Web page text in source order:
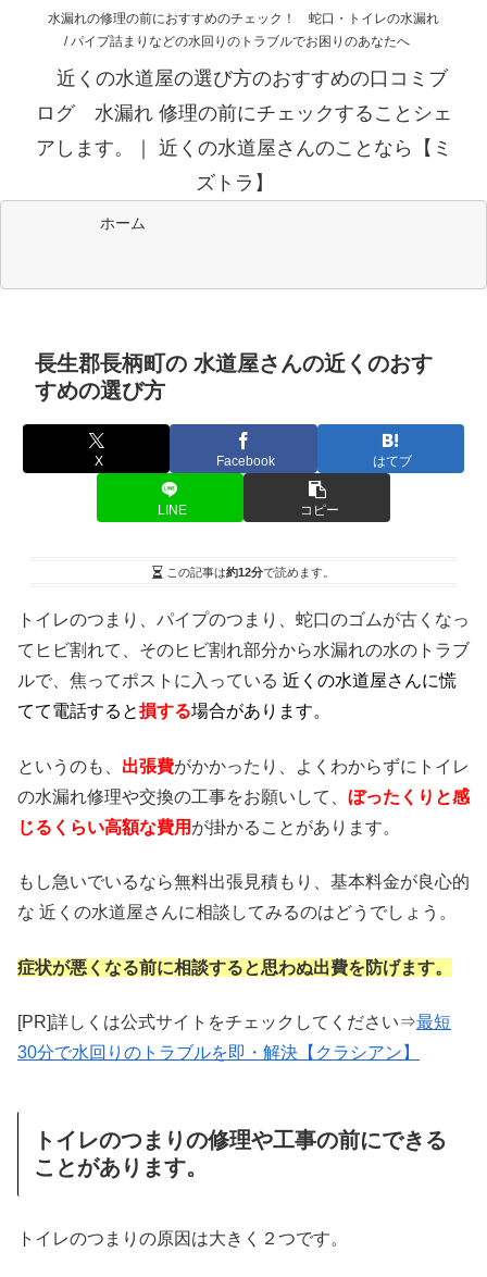
水漏れの修理の前におすすめのチェック！ 蛇口・トイレの水漏れ
/ パイプ詰まりなどの水回りのトラブルでお困りのあなたへ
近くの水道屋の選び方のおすすめの口コミブ
ログ 水漏れ 修理の前にチェックすることシェ
アします。｜ 近くの水道屋さんのことなら【ミ
ズトラ】
ホーム
長生郡長柄町の 水道屋さんの近くのおす
すめの選び方
X Facebook はてブ
LINE コピー
この記事は約12分で読めます。
トイレのつまり、パイプのつまり、蛇口のゴムが古くなっ
てヒビ割れて、そのヒビ割れ部分から水漏れの水のトラブ
ルで、焦ってポストに入っている 近くの水道屋さんに慌
てて電話すると損する場合があります。
というのも、 出張費がかかったり、よくわからずにトイレ
の水漏れ修理や交換の工事をお願いして、 ぼったくりと感
じるくらい高額な費用 が掛かることがあります。
もし急いでいるなら無料出張見積もり、基本料金が良心的
な 近くの水道屋さんに相談してみるのはどうでしょう。
症状が悪くなる前に相談すると思わぬ出費を防げます。
[PR]詳しくは公式サイトをチェックしてください⇒最短
30分で水回りのトラブルを即・解決【クラシアン】
トイレのつまりの修理や工事の前にできる
ことがあります。
トイレのつまりの原因は大きく２つです。